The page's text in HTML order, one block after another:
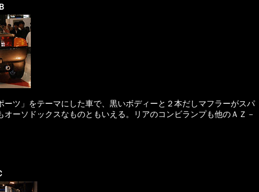
ツ」をテーマにした車で、黒いボディーと２本だしマフラーがスパ
ーソドックスなものともいえる。リアのコンビランプも他のＡＺ－